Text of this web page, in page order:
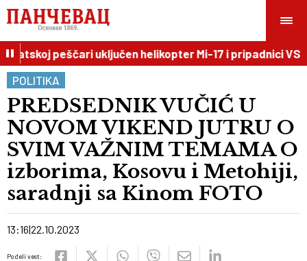
peščari uključen helikopter Mi-17 i pripadnici VS
POLITIKA
PREDSEDNIK VUČIĆ U
NOVOM VIKEND JUTRU O
SVIM VAŽNIM TEMAMA O
izborima, Kosovu i Metohiji,
saradnji sa Kinom FOTO
13:16 22.10.2023
Podeli vest: